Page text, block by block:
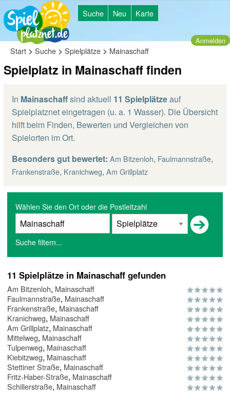
Suche Neu Karte
Anmelden
Start > Suche > Spielplätze > Mainaschaff
Spielplatz in Mainaschaff finden
In Mainaschaffsind aktuell 11 Spielplätzeauf
Spielplatznet eingetragen (u. a. 1 Wasser). Die Übersicht
hilft beim Finden, Bewerten und Vergleichen von
Spielorten im Ort.
Besonders gut bewertet: Am Bitzenloh, Faulmannstraße,
Frankenstraße, Kranichweg, Am Grillplatz
Wählen Sie den Ort oder die Postleitzahl
Suche filtern...
11 Spielplätze in Mainaschaff gefunden
Am Bitzenloh, Mainaschaff
Faulmannstraße, Mainaschaff
Frankenstraße, Mainaschaff
Kranichweg, Mainaschaff
Am Grillplatz, Mainaschaff
Mittelweg, Mainaschaff
Tulpenweg, Mainaschaff
Kiebitzweg, Mainaschaff
Stettiner Straße, Mainaschaff
Fritz-Haber-Straße, Mainaschaff
Schillerstraße, Mainaschaff